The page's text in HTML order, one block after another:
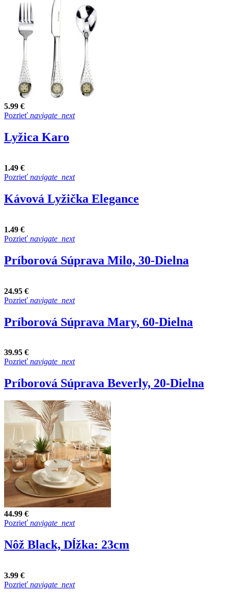
5.99 €
Pozrieť navigate_next
Lyžica Karo
1.49 €
Pozrieť navigate_next
Kávová Lyžička Elegance
1.49 €
Pozrieť navigate_next
Príborová Súprava Milo, 30-Dielna
24.95 €
Pozrieť navigate_next
Príborová Súprava Mary, 60-Dielna
39.95 €
Pozrieť navigate_next
Príborová Súprava Beverly, 20-Dielna
44.99 €
Pozrieť navigate_next
Nôž Black, Dĺžka: 23cm
3.99 €
Pozrieť navigate_next